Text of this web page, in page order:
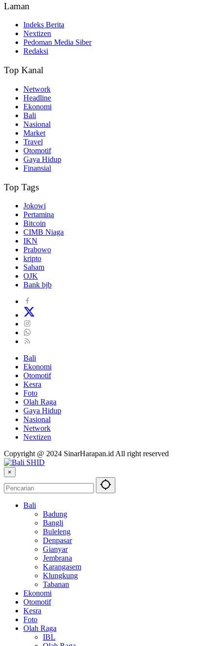
Laman
Indeks Berita
Nextizen
Pedoman Media Siber
Redaksi
Top Kanal
Network
Headline
Ekonomi
Bali
Nasional
Market
Travel
Otomotif
Gaya Hidup
Finansial
Top Tags
Jokowi
Pertamina
Bitcoin
CIMB Niaga
IKN
Prabowo
kripto
Saham
OJK
Bank bjb
Bali
Ekonomi
Otomotif
Kesra
Foto
Olah Raga
Gaya Hidup
Nasional
Network
Nextizen
Copyright @ 2024 SinarHarapan.id All right reserved
×
Bali
Badung
Bangli
Buleleng
Denpasar
Gianyar
Jembrana
Karangasem
Klungkung
Tabanan
Ekonomi
Otomotif
Kesra
Foto
Olah Raga
IBL